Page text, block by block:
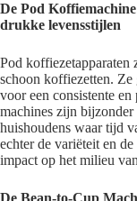
De Pod
drukke levensstijlen
Pod koffiezetapparaten
schoon koffiezetten.
voor een consistente
machines zijn
huishoudens waar tijd
echter de variëteit en
impact op het milieu